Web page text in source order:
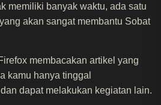
memiliki banyak waktu, ada satu
akan sangat membantu Sobat
membacakan artikel yang
kamu hanya tinggal
dapat melakukan kegiatan lain.